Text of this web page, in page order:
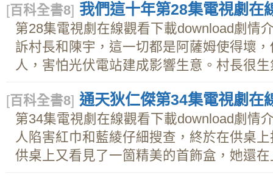
[百科全書8] 我們這十年第28集電視劇
第28集電視劇在線觀看下載download劇情
訴村長和陳宇，這一切都是阿薩姆使得壞
人，害怕光伏電站建成影響生意。村長很
[百科全書8] 通天狄仁傑第34集電視劇在
第34集電視劇在線觀看下載download劇情
人陷害紅巾和藍綾仔細搜查，終於在供桌
供桌上又看見了一箇精美的首飾盒，她還